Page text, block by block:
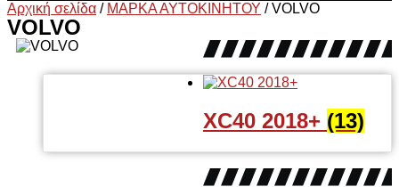
Αρχική σελίδα / ΜΑΡΚΑ ΑΥΤΟΚΙΝΗΤΟΥ /VOLVO
VOLVO
XC40 2018+ (13)